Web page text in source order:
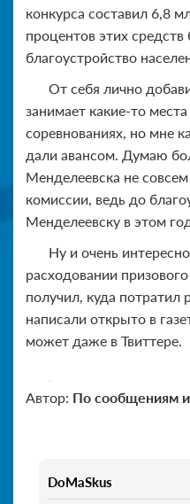
конкурса составил 6,8
процентов этих средств
благоустройство
От себя лично
занимает какие-то
соревнованиях, но мне
дали авансом. Думаю
Менделеевска не
комиссии, ведь до
Менделеевску в этом
Ну и очень
расходовании
получил, куда потратил
написали открыто в
может даже в Твиттере.
Автор: По сообщениям
DoMaSkus